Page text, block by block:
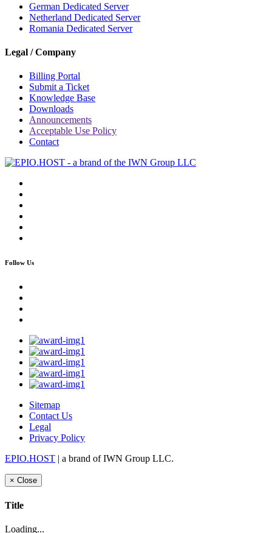
German Dedicated Server
Netherland Dedicated Server
Romania Dedicated Server
Legal / Company
Billing Portal
Submit a Ticket
Knowledge Base
Downloads
Announcements
Acceptable Use Policy
Contact
Follow Us
Sitemap
Contact Us
Legal
Privacy Policy
EPIO.HOST | a brand of IWN Group LLC.
× Close
Title
Loading...